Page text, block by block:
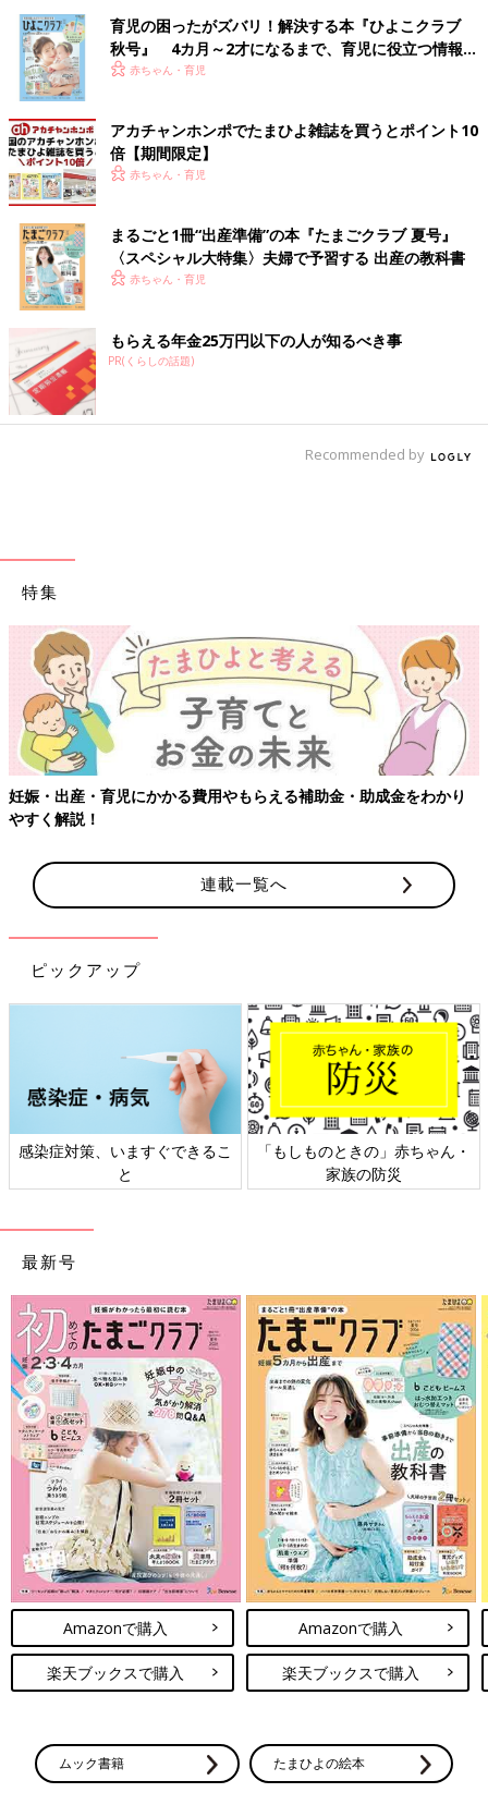
育児の困ったがズバリ！解決する本『ひよこクラブ
秋号』 4カ月～2才になるまで、育児に役立つ情報が
いっぱい！
赤ちゃん・育児
アカチャンホンポでたまひよ雑誌を買うとポイント10
倍【期間限定】
赤ちゃん・育児
まるごと1冊“出産準備”の本『たまごクラブ 夏号』
〈スペシャル大特集〉夫婦で予習する 出産の教科書
赤ちゃん・育児
もらえる年金25万円以下の人が知るべき事
PR(くらしの話題)
Recommended by
特集
妊娠・出産・育児にかかる費用やもらえる補助金・助成金をわかり
やすく解説！
連載一覧へ
ピックアップ
感染症対策、いますぐできるこ
と
「もしものときの」赤ちゃん・
家族の防災
最新号
Amazonで購入
楽天ブックスで購入
Amazonで購入
楽天ブックスで購入
ムック書籍 たまひよの絵本